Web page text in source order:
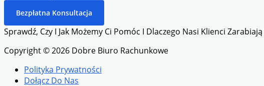
Bezpłatna Konsultacja
Sprawdź, Czy I Jak Możemy Ci Pomóc I Dlaczego Nasi Klienci
Copyright © 2026 Dobre Biuro Rachunkowe
Polityka Prywatności
Dołącz Do Nas